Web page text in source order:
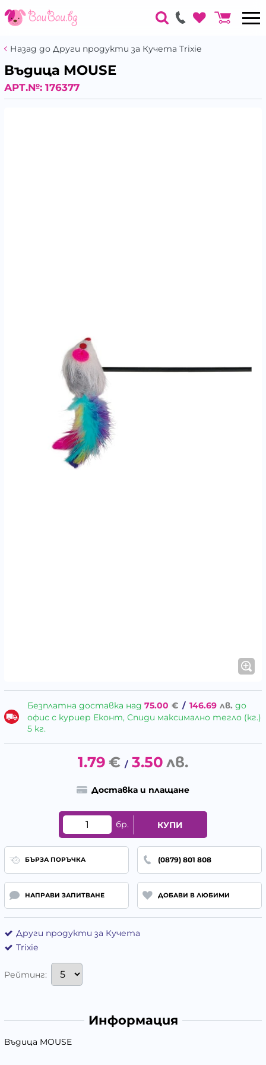
Назад до Други продукти за Кучета Trixie
Въдица MOUSE
АРТ.№: 176377
Безплатна доставка над 75.00 € / 146.69 лв. до
офис с куриер Еконт, Спиди максимално тегло (кг.)
5 кг.
1.79 € / 3.50 лв.
Доставка и плащане
бр. КУПИ
БЪРЗА ПОРЪЧКА (0879) 801 808
НАПРАВИ ЗАПИТВАНЕ ДОБАВИ В ЛЮБИМИ
Други продукти за Кучета
Trixie
Рейтинг:
Информация
Въдица MOUSE